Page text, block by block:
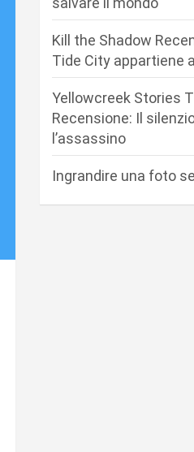
Kill the Shadow
Tide City appartiene
Yellowcreek Stories
Recensione: Il
l’assassino
Ingrandire una foto